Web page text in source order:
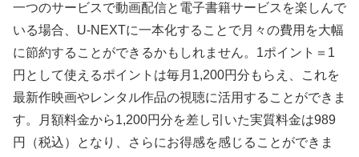
一つのサービスで動画配信と電子書籍サービスを楽しんで
いる場合、U-NEXTに一本化することで月々の費用を大幅
に節約することができるかもしれません。1ポイント＝1
円として使えるポイントは毎月1,200円分もらえ、これを
最新作映画やレンタル作品の視聴に活用することができま
す。月額料金から1,200円分を差し引いた実質料金は989
円（税込）となり、さらにお得感を感じることができま